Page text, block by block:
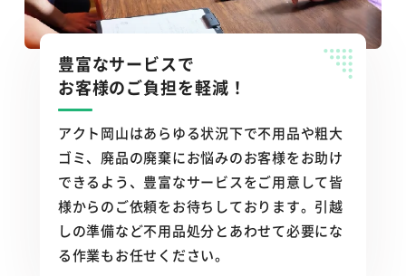
豊富なサービスで
お客様のご負担を軽減！
アクト岡山はあらゆる状況下で不用品や粗大
ゴミ、廃品の廃棄にお悩みのお客様をお助け
できるよう、豊富なサービスをご用意して皆
様からのご依頼をお待ちしております。引越
しの準備など不用品処分とあわせて必要にな
る作業もお任せください。